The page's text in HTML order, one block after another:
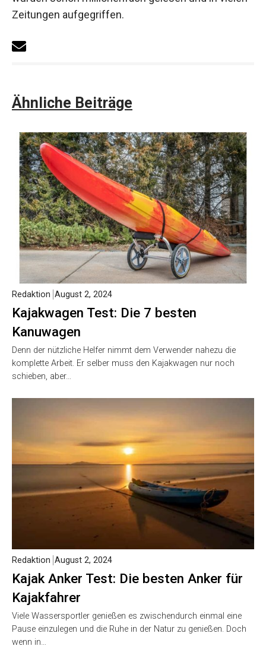
Zeitungen aufgegriffen.
Ähnliche Beiträge
Kajakwagen Test: Die 7 besten
Kanuwagen
Redaktion August 2, 2024
Denn der nützliche Helfer nimmt dem Verwender nahezu die
komplette Arbeit. Er selber muss den Kajakwagen nur noch
schieben, aber…
Kajak Anker Test: Die besten Anker für
Kajakfahrer
Redaktion August 2, 2024
Viele Wassersportler genießen es zwischendurch einmal eine
Pause einzulegen und die Ruhe in der Natur zu genießen. Doch
wenn in…